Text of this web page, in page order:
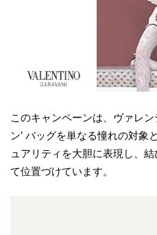
このキャンペーンは、ヴァレ
ン’ バッグを単なる憧れの対象
ュアリティを大胆に表現し、
て位置づけています。